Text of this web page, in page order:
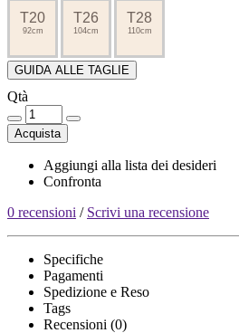
T20
92cm
T26
104cm
T28
110cm
GUIDA ALLE TAGLIE
Qtà
Acquista
Aggiungi alla lista dei desideri
Confronta
0 recensioni / Scrivi una recensione
Specifiche
Pagamenti
Spedizione e Reso
Tags
Recensioni (0)